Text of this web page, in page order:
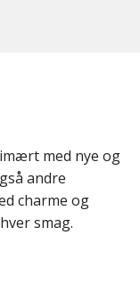
med nye og
andre
charme og
smag.